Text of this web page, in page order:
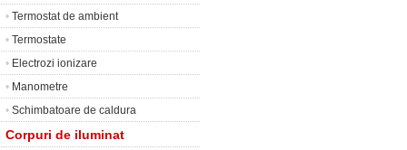
• Termostat de ambient
• Termostate
• Electrozi ionizare
• Manometre
• Schimbatoare de caldura
Corpuri de iluminat